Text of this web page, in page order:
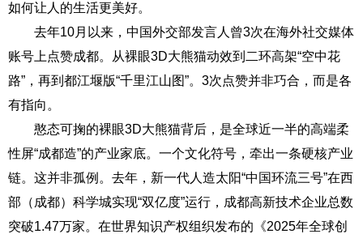
如何让人的生活更美好。
去年10月以来，中国外交部发言人曾3次在海外社交媒体
账号上点赞成都。从裸眼3D大熊猫动效到二环高架“空中花
路”，再到都江堰版“千里江山图”。3次点赞并非巧合，而是各
有指向。
憨态可掬的裸眼3D大熊猫背后，是全球近一半的高端柔
性屏“成都造”的产业家底。一个文化符号，牵出一条硬核产业
链。这并非孤例。去年，新一代人造太阳“中国环流三号”在西
部（成都）科学城实现“双亿度”运行，成都高新技术企业总数
突破1.47万家。在世界知识产权组织发布的《2025年全球创